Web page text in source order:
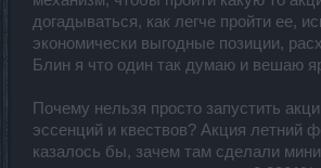
догадываться, как легче пройти ее,
экономически выгодные позиции,
Блин я что один так думаю и вешаю
Почему нельзя просто запустить
эссенций и квествов? Акция летний
казалось бы, зачем там сделали мини